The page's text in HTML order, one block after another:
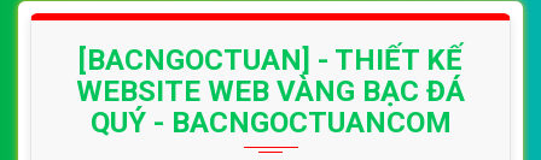
[BACNGOCTUAN] - THIẾT KẾ
WEBSITE WEB VÀNG BẠC ĐÁ
QUÝ - BACNGOCTUANCOM